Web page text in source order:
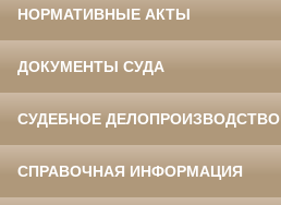
НОРМАТИВНЫЕ АКТЫ
ДОКУМЕНТЫ СУДА
СУДЕБНОЕ ДЕЛОПРОИЗВОДСТВО
СПРАВОЧНАЯ ИНФОРМАЦИЯ